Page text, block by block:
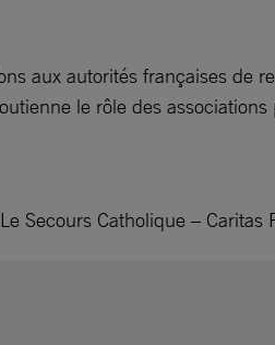
aux autorités françaises de
le rôle des
Secours Catholique – Caritas